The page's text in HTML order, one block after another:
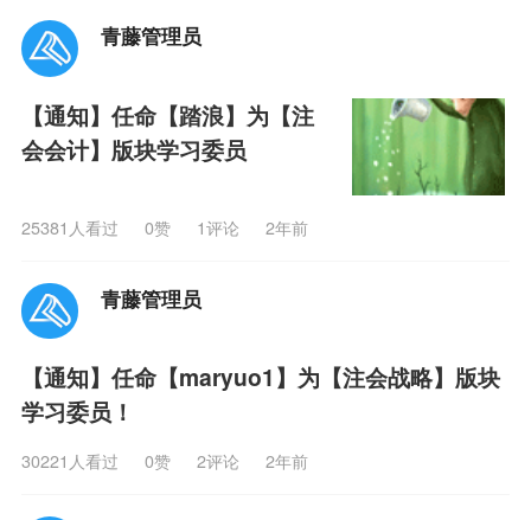
青藤管理员
【通知】任命【踏浪】为【注
会会计】版块学习委员
25381人看过 0赞 1评论 2年前
青藤管理员
【通知】任命【maryuo1】为【注会战略】版块
学习委员！
30221人看过 0赞 2评论 2年前